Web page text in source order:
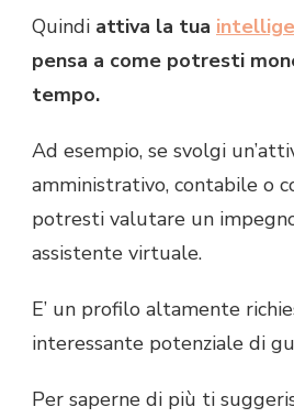
Quindi attiva la tua
pensa a come potresti
tempo.
Ad esempio, se svolgi
amministrativo, contabile o
potresti valutare un
assistente virtuale.
E’ un profilo altamente
interessante potenziale di
Per saperne di più ti